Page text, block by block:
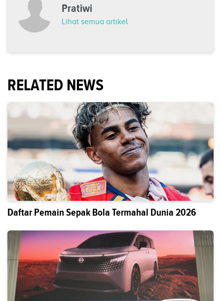
Pratiwi
Lihat semua artikel
RELATED NEWS
Daftar Pemain Sepak Bola Termahal Dunia 2026